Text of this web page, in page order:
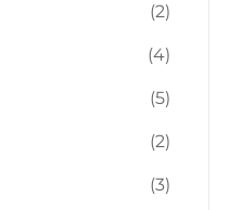
(2)
(4)
(5)
(2)
(3)